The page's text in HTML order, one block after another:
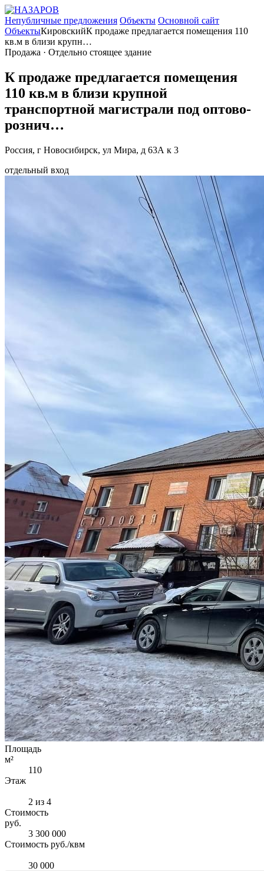
Непубличные предложения Объекты Основной сайт
ОбъектыКировскийК продаже предлагается помещения 110
кв.м в близи крупн…
Продажа · Отдельно стоящее здание
К продаже предлагается помещения
110 кв.м в близи крупной
транспортной магистрали под оптово-
рознич…
Россия, г Новосибирск, ул Мира, д 63А к 3
отдельный вход
Площадь
м²
110
Этаж
2 из 4
Стоимость
руб.
3 300 000
Стоимость руб./квм
30 000